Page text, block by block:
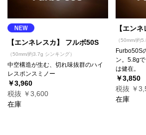
【エンネレスカ】 フルボ50S
（50mm/約3.7g シンキング）
中空構造が生む、切れ味抜群のハイ
レスポンスミノー
￥3,960
税抜 ￥3,600
在庫
【エン
（50mm/約
Furbo50S
ン。5.8g
は健在。
￥3,850
税抜 ￥
在庫